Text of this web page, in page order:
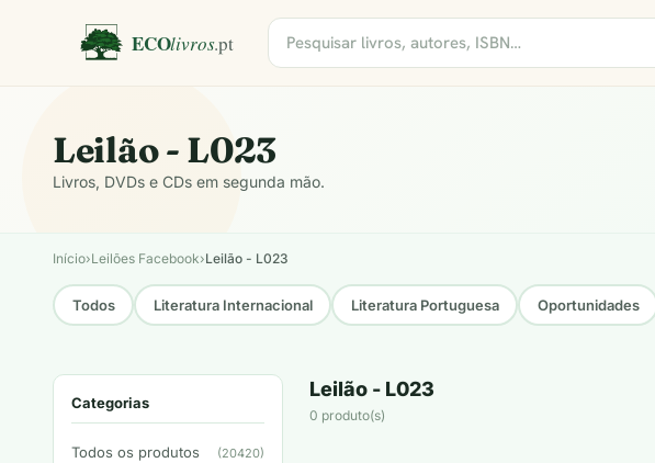
Leilão - L023
Livros, DVDs e CDs em segunda mão.
Início›Leilões Facebook›Leilão - L023
Todos Literatura Internacional Literatura Portuguesa Oportunidades
Categorias
Todos os produtos (20420)
Leilão - L023
0 produto(s)